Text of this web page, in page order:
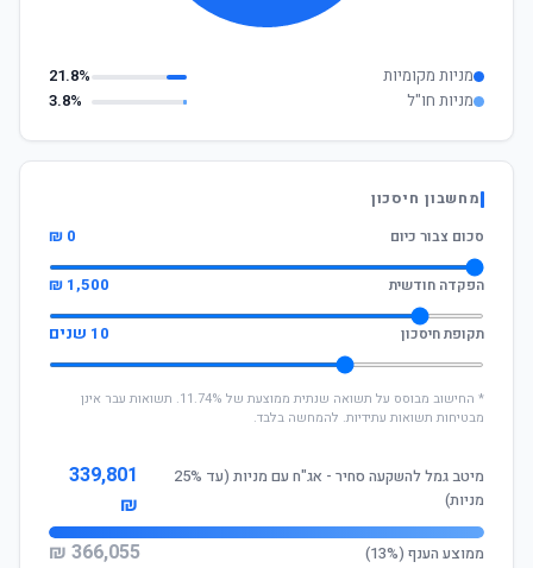
מניות מקומיות
21.8%
מניות חו"ל
3.8%
מחשבון חיסכון
סכום צבור כיום
0 ₪
הפקדה חודשית 1,500 ₪
תקופת חיסכון 10 שנים
* החישוב מבוסס על תשואה שנתית ממוצעת של 11.74%. תשואות עבר אינן
מבטיחות תשואות עתידיות. להמחשה בלבד.
מיטב גמל להשקעה סחיר - אג"ח עם מניות (עד 25%
מניות)
339,801
₪
ממוצע הענף (13%) 366,055 ₪